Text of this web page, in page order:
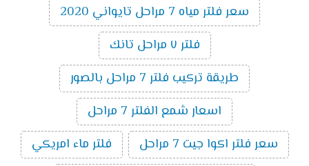
سعر فلتر مياه 7 مراحل تايواني 2020
فلتر ٧ مراحل تانك
طريقة تركيب فلتر 7 مراحل بالصور
اسعار شمع الفلتر 7 مراحل
سعر فلتر اكوا جيت 7 مراحل
فلتر ماء امريكي